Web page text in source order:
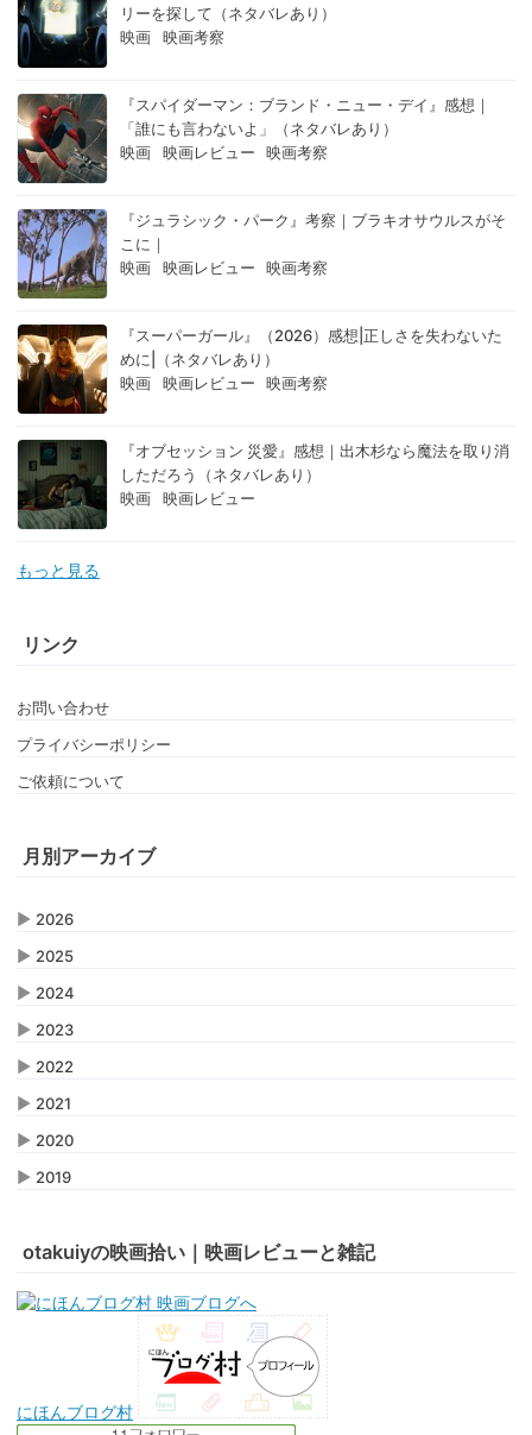
リーを探して（ネタバレあり）
映画
映画考察
『スパイダーマン：ブランド・ニュー・デイ』感想｜
「誰にも言わないよ」（ネタバレあり）
映画
映画レビュー 映画考察
『ジュラシック・パーク』考察｜ブラキオサウルスがそ
こに｜
映画
映画レビュー 映画考察
『スーパーガール』（2026）感想|正しさを失わないた
めに|（ネタバレあり）
映画
映画レビュー 映画考察
『オブセッション 災愛』感想｜出木杉なら魔法を取り消
しただろう（ネタバレあり）
映画
映画レビュー
もっと見る
リンク
お問い合わせ
プライバシーポリシー
ご依頼について
月別アーカイブ
▶ 2026
▶ 2025
▶ 2024
▶ 2023
▶ 2022
▶ 2021
▶ 2020
▶ 2019
otakuiyの映画拾い｜映画レビューと雑記
にほんブログ村